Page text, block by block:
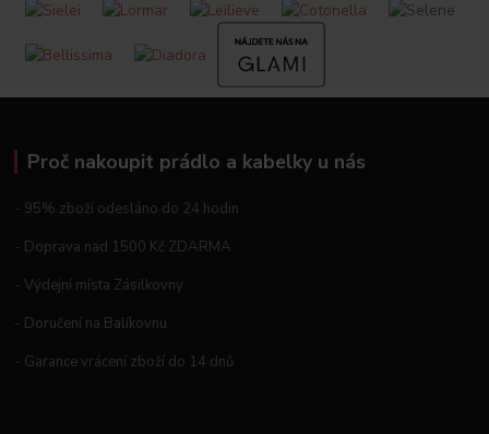
Proč nakoupit prádlo a kabelky u nás
- 95% zboží odesláno do 24 hodin
- Doprava nad 1500 Kč ZDARMA
- Výdejní místa Zásilkovny
- Doručení na Balíkovnu
- Garance vrácení zboží do 14 dnů